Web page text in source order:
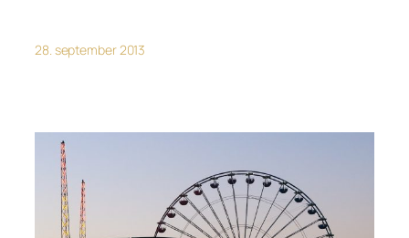
28. september 2013